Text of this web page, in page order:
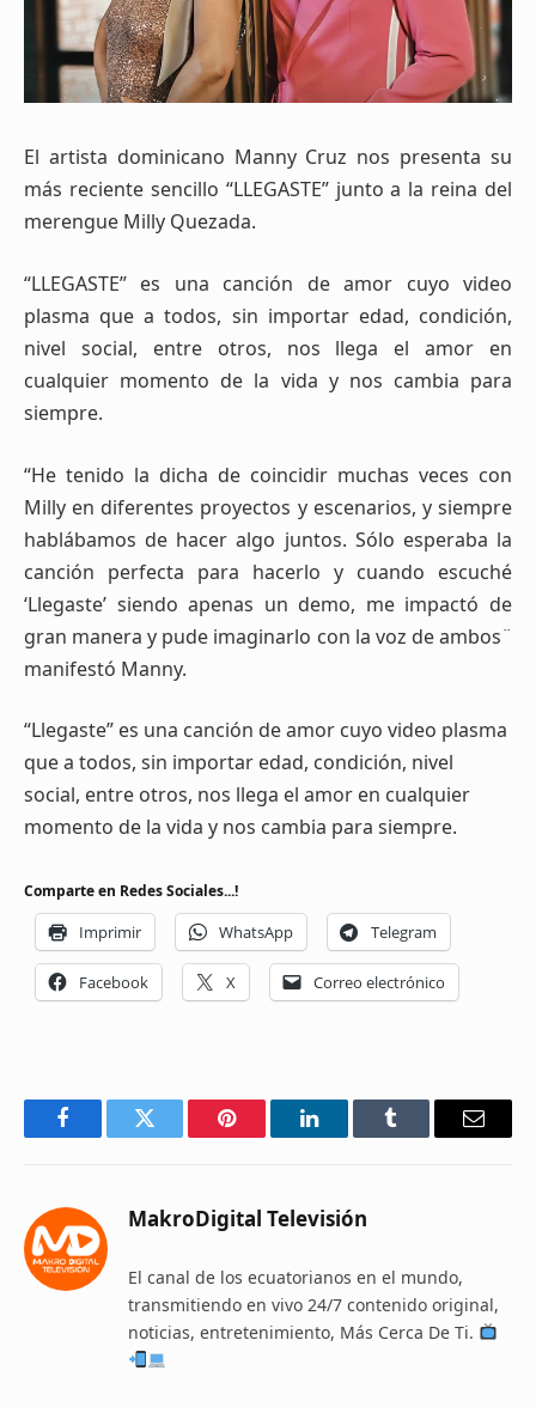
El artista dominicano Manny Cruz nos presenta su
más reciente sencillo “LLEGASTE” junto a la reina del
merengue Milly Quezada.
“LLEGASTE” es una canción de amor cuyo video
plasma que a todos, sin importar edad, condición,
nivel social, entre otros, nos llega el amor en
cualquier momento de la vida y nos cambia para
siempre.
“He tenido la dicha de coincidir muchas veces con
Milly en diferentes proyectos y escenarios, y siempre
hablábamos de hacer algo juntos. Sólo esperaba la
canción perfecta para hacerlo y cuando escuché
‘Llegaste’ siendo apenas un demo, me impactó de
gran manera y pude imaginarlo con la voz de ambos¨
manifestó Manny.
“Llegaste” es una canción de amor cuyo video plasma
que a todos, sin importar edad, condición, nivel
social, entre otros, nos llega el amor en cualquier
momento de la vida y nos cambia para siempre.
Comparte en Redes Sociales...!
Imprimir WhatsApp Telegram
Facebook X Correo electrónico
FacebookTwitter Pinterest LinkedInTumblr Email
MakroDigital Televisión
El canal de los ecuatorianos en el mundo,
transmitiendo en vivo 24/7 contenido original,
noticias, entretenimiento, Más Cerca De Ti.